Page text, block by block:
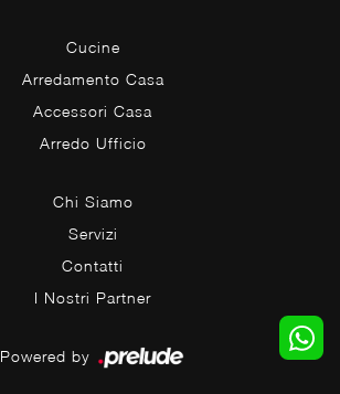
Cucine
Arredamento Casa
Accessori Casa
Arredo Ufficio
Chi Siamo
Servizi
Contatti
I Nostri Partner
Powered by